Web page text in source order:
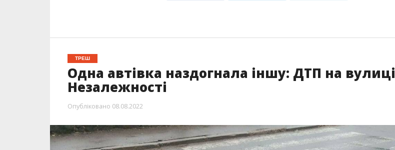
ТРЕШ
Одна автівка наздогнала іншу: ДТП на вулиці
Незалежності
Опубліковано 08.08.2022